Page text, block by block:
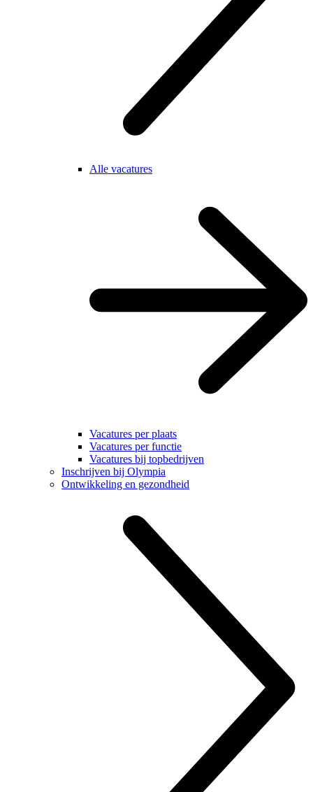
Alle vacatures
Vacatures per plaats
Vacatures per functie
Vacatures bij topbedrijven
Inschrijven bij Olympia
Ontwikkeling en gezondheid